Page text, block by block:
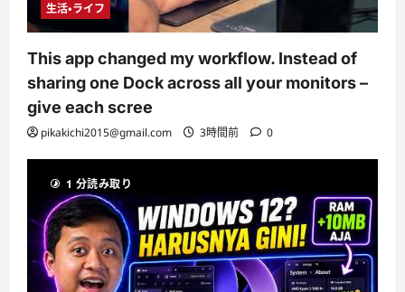
生活・ライフ
This app changed my workflow. Instead of
sharing one Dock across all your monitors –
give each scree
pikakichi2015@gmail.com 3時間前 0
1 分読み取り